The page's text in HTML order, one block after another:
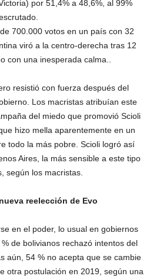
por 51,4% a 48,6%, al 99%
700.000 votos en un país con 32
viró a la centro-derecha tras 12
con una inesperada calma..
resistió con fuerza después del
Los macristas atribuían este
del miedo que promovió Scioli
hizo mella aparentemente en un
todo la más pobre. Scioli logró así
Aires, la más sensible a este tipo
según los macristas.
reelección de Evo
en el poder, lo usual en gobiernos
de bolivianos rechazó intentos del
aún, 54 % no acepta que se cambie
otra postulación en 2019, según una